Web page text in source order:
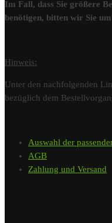
Im Fall, dass Sie größere
benötigen, bitten wir Sie
Hinweis:
Unter den nachfolgenden
bezüglich dem
Auswahl der
AGB
Zahlung und Versand